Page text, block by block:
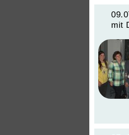
mit